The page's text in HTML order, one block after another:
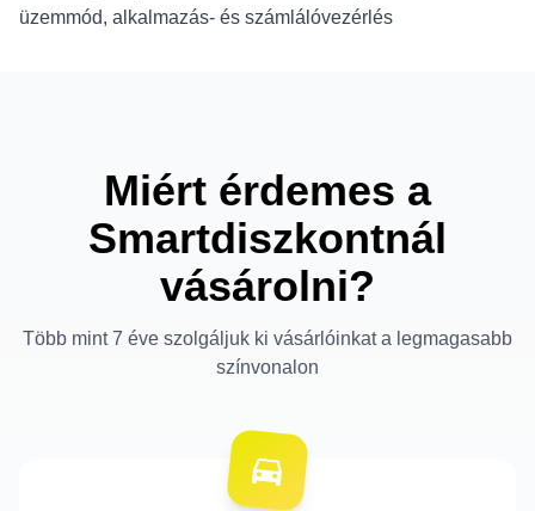
üzemmód, alkalmazás- és számlálóvezérlés
Miért érdemes a
Smartdiszkontnál
vásárolni?
Több mint 7 éve szolgáljuk ki vásárlóinkat a legmagasabb
színvonalon